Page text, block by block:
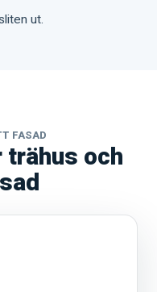
ut.
FASAD
trähus och